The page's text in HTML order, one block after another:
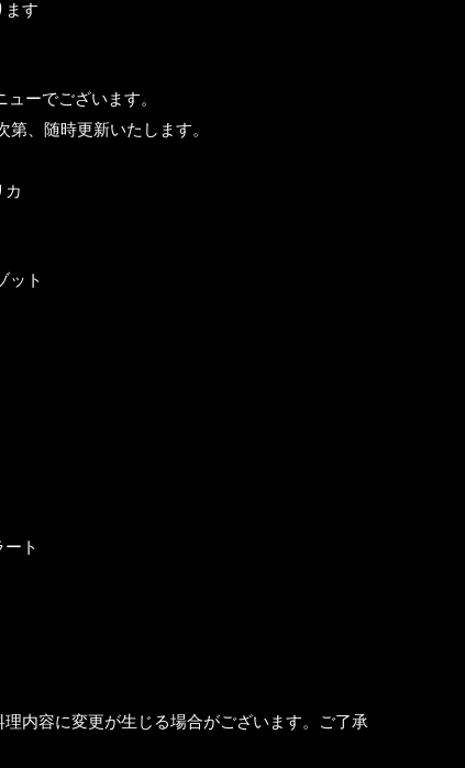
ます
ーでございます。
、随時更新いたします。
ット
ト
内容に変更が生じる場合がございます。ご了承